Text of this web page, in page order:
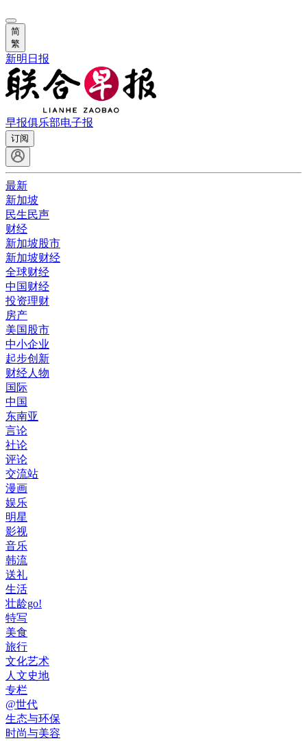
简
繁
新明日报
早报俱乐部电子报
订阅
最新
新加坡
民生民声
财经
新加坡股市
新加坡财经
全球财经
中国财经
投资理财
房产
美国股市
中小企业
起步创新
财经人物
国际
中国
东南亚
言论
社论
评论
交流站
漫画
娱乐
明星
影视
音乐
韩流
送礼
生活
壮龄go!
特写
美食
旅行
文化艺术
人文史地
专栏
@世代
生态与环保
时尚与美容